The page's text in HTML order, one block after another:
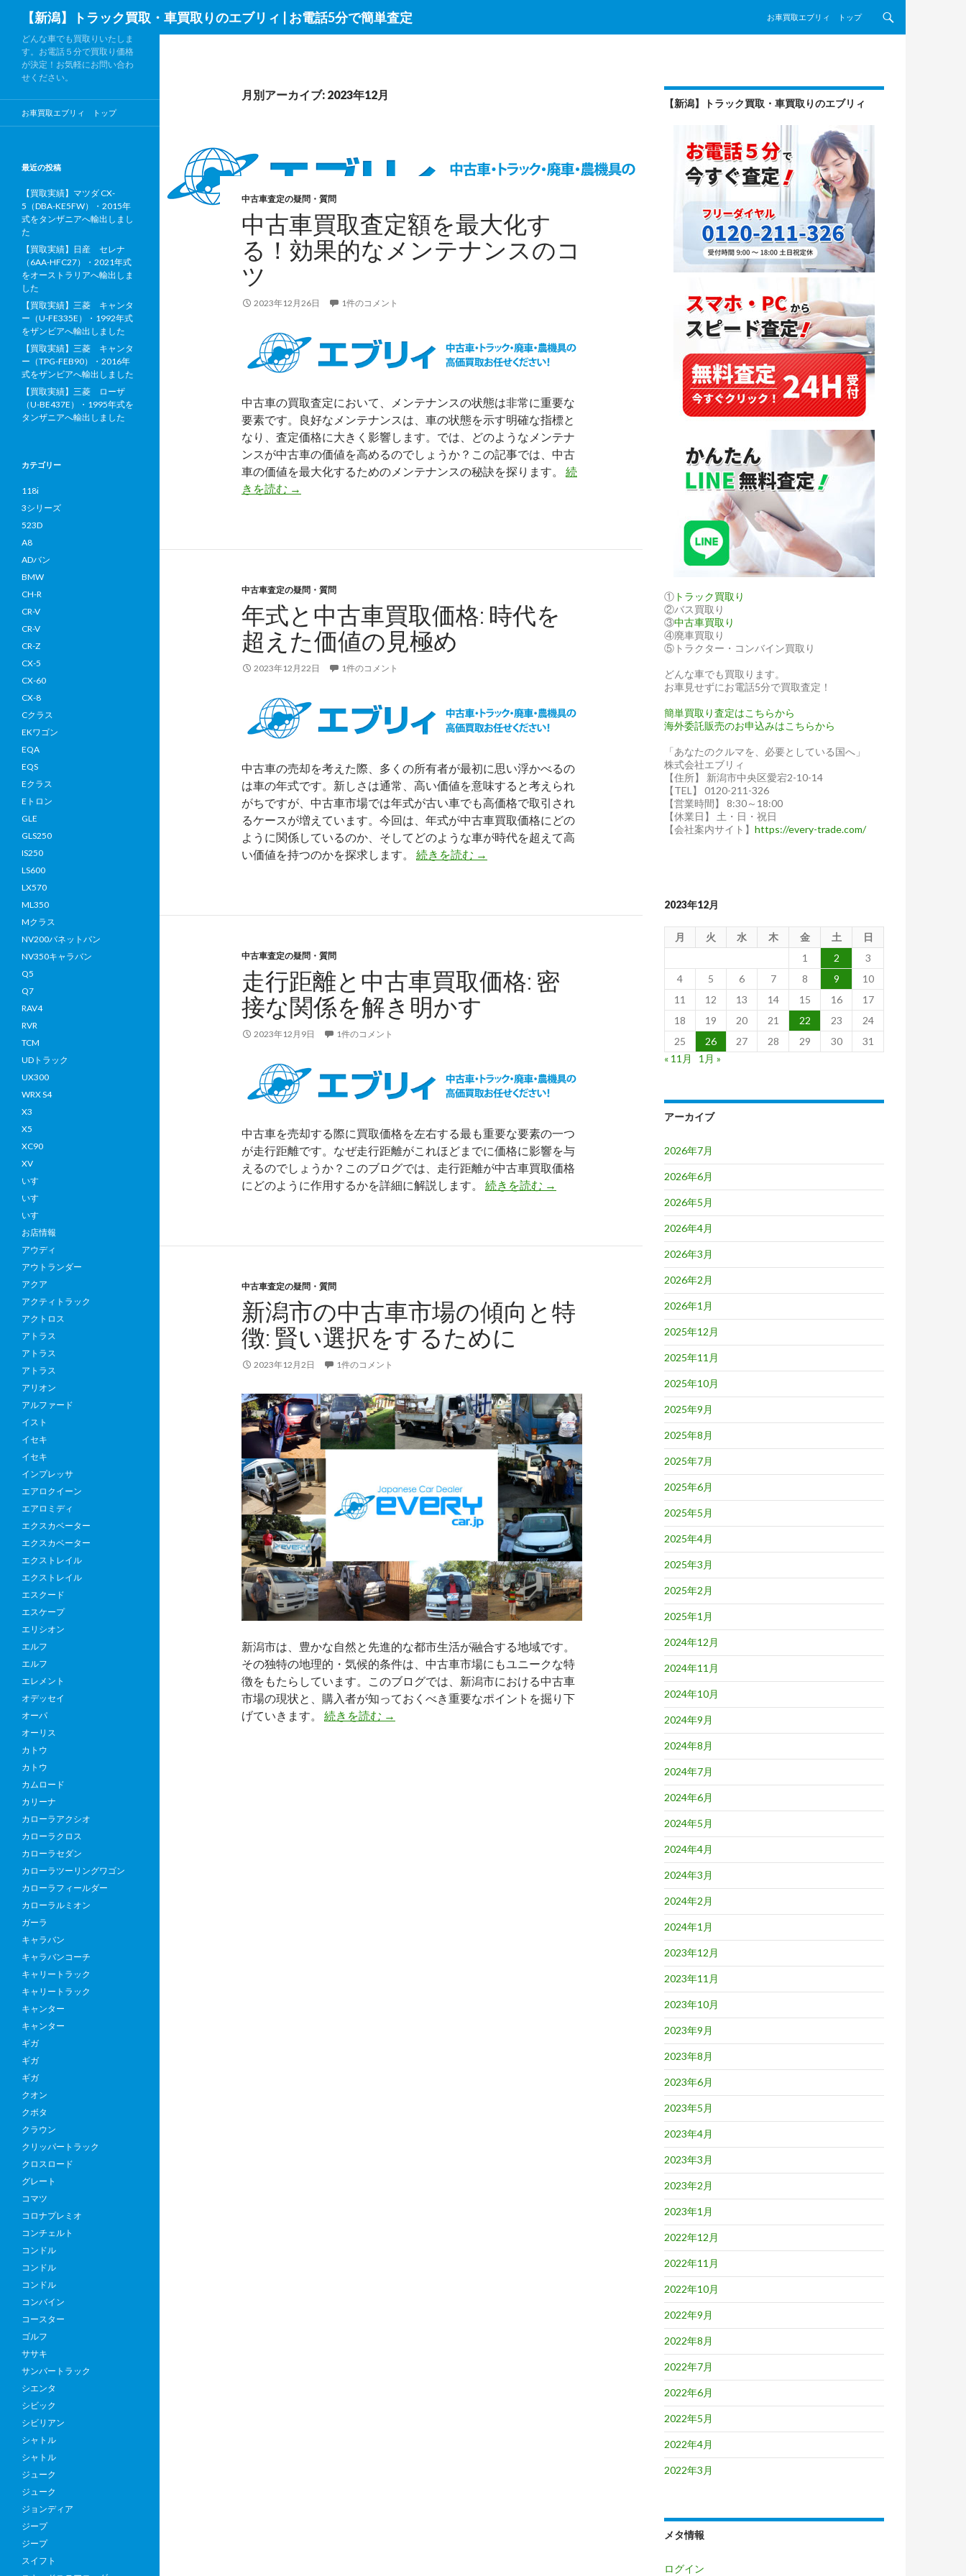
【新潟】トラック買取・車買取りのエブリィ | お電話5分で簡単査定
お車買取エブリィ トップ
月別アーカイブ: 2023年12月
中古車査定の疑問・質問
中古車買取査定額を最大化す
る！効果的なメンテナンスのコ
ツ
2023年12月26日 1件のコメント
中古車の買取査定において、メンテナンスの状態は非常に重要な
要素です。良好なメンテナンスは、車の状態を示す明確な指標と
なり、査定価格に大きく影響します。では、どのようなメンテナ
ンスが中古車の価値を高めるのでしょうか？この記事では、中古
車の価値を最大化するためのメンテナンスの秘訣を探ります。 続
きを読む 中
定
額
を
最
る！
効
的
な
メ
ン
テ
ナ
コ
→
中古車査定の疑問・質問
年式と中古車買取価格: 時代を
超えた価値の見極め
2023年12月22日 1件のコメント
中古車の売却を考えた際、多くの所有者が最初に思い浮かべるの
は車の年式です。新しさは通常、高い価値を意味すると考えられ
がちですが、中古車市場では年式が古い車でも高価格で取引され
るケースが増えています。今回は、年式が中古車買取価格にどの
ように関係しているのか、そしてどのような車が時代を超えて高
い価値を持つのかを探求します。 続きを読む 年
取
価
超
え
価
値
の
見
→
中古車査定の疑問・質問
走行距離と中古車買取価格: 密
接な関係を解き明かす
2023年12月9日 1件のコメント
中古車を売却する際に買取価格を左右する最も重要な要素の一つ
が走行距離です。なぜ走行距離がこれほどまでに価格に影響を与
えるのでしょうか？このブログでは、走行距離が中古車買取価格
にどのように作用するかを詳細に解説します。 続きを読む 走
車
買
密
接
な
関
係
を
解
き
明
か
す
→
中古車査定の疑問・質問
新潟市の中古車市場の傾向と特
徴: 賢い選択をするために
2023年12月2日 1件のコメント
新潟市は、豊かな自然と先進的な都市生活が融合する地域です。
その独特の地理的・気候的条件は、中古車市場にもユニークな特
徴をもたらしています。このブログでは、新潟市における中古車
市場の現状と、購入者が知っておくべき重要なポイントを掘り下
げていきます。 続きを読む 新
→
【新潟】トラック買取・車買取りのエブリィ
① トラック買取り
②バス買取り
③中古車買取り
④廃車買取り
⑤トラクター・コンバイン買取り
どんな車でも買取ります。
お車見せずにお電話5分で買取査定！
簡単買取り査定はこちらから
海外委託販売のお申込みはこちらから
「あなたのクルマを、必要としている国へ」
株式会社エブリィ
【住所】 新潟市中央区愛宕2-10-14
【TEL】 0120-211-326
【営業時間】 8:30～18:00
【休業日】 土・日・祝日
【会社案内サイト】 https://every-trade.com/
2023年12月
月 火 水 木 金 土
日
1
2
3
4
5 6 7 8 9
10
11
12 13 14 15 16
17
18
19 20 21 22 23
24
25
26 27 28 29 30
31
« 11月
1月 »
アーカイブ
2026年7月
2026年6月
2026年5月
2026年4月
2026年3月
2026年2月
2026年1月
2025年12月
2025年11月
2025年10月
2025年9月
2025年8月
2025年7月
2025年6月
2025年5月
2025年4月
2025年3月
2025年2月
2025年1月
2024年12月
2024年11月
2024年10月
2024年9月
2024年8月
2024年7月
2024年6月
2024年5月
2024年4月
2024年3月
2024年2月
2024年1月
2023年12月
2023年11月
2023年10月
2023年9月
2023年8月
2023年6月
2023年5月
2023年4月
2023年3月
2023年2月
2023年1月
2022年12月
2022年11月
2022年10月
2022年9月
2022年8月
2022年7月
2022年6月
2022年5月
2022年4月
2022年3月
メタ情報
ログイン
どんな車でも買取りいたしま
す。お電話５分で買取り価格
が決定！お気軽にお問い合わ
せください。
お車買取エブリィ トップ
最近の投稿
【買取実績】マツダ CX-
5（DBA-KE5FW）・2015年
式をタンザニアへ輸出しまし
た
【買取実績】日産 セレナ
（6AA-HFC27）・2021年式
をオーストラリアへ輸出しま
した
【買取実績】三菱 キャンタ
ー（U-FE335E）・1992年式
をザンビアへ輸出しました
【買取実績】三菱 キャンタ
ー（TPG-FEB90）・2016年
式をザンビアへ輸出しました
【買取実績】三菱 ローザ
（U-BE437E）・1995年式を
タンザニアへ輸出しました
カテゴリー
118i
3シリーズ
523D
A8
ADバン
BMW
CH-R
CR-V
CR-V
CR-Z
CX-5
CX-60
CX-8
Cクラス
EKワゴン
EQA
EQS
Eクラス
Eトロン
GLE
GLS250
IS250
LS600
LX570
ML350
Mクラス
NV200バネットバン
NV350キャラバン
Q5
Q7
RAV4
RVR
TCM
UDトラック
UX300
WRX S4
X3
X5
XC90
XV
いすゞ
いすゞ
いすゞ
お店情報
アウディ
アウトランダー
アクア
アクティトラック
アクトロス
アトラス
アトラス
アトラス
アリオン
アルファード
イスト
イセキ
イセキ
インプレッサ
エアロクイーン
エアロミディ
エクスカベーター
エクスカベーター
エクストレイル
エクストレイル
エスクード
エスケープ
エリシオン
エルフ
エルフ
エレメント
オデッセイ
オーパ
オーリス
カトウ
カトウ
カムロード
カリーナ
カローラアクシオ
カローラクロス
カローラセダン
カローラツーリングワゴン
カローラフィールダー
カローラルミオン
ガーラ
キャラバン
キャラバンコーチ
キャリートラック
キャリートラック
キャンター
キャンター
ギガ
ギガ
ギガ
クオン
クボタ
クラウン
クリッパートラック
クロスロード
グレート
コマツ
コロナプレミオ
コンチェルト
コンドル
コンドル
コンドル
コンバイン
コースター
ゴルフ
ササキ
サンバートラック
シエンタ
シビック
シビリアン
シャトル
シャトル
ジューク
ジューク
ジョンディア
ジープ
ジープ
スイフト